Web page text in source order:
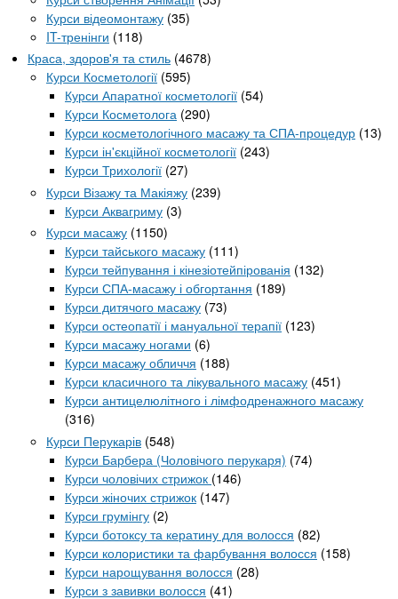
Курси відеомонтажу (35)
IT-тренінги (118)
Краса, здоров'я та стиль (4678)
Курси Косметології (595)
Курси Апаратної косметології (54)
Курси Косметолога (290)
Курси косметологічного масажу та СПА-процедур (13)
Курси ін'єкційної косметології (243)
Курси Трихології (27)
Курси Візажу та Макіяжу (239)
Курси Аквагриму (3)
Курси масажу (1150)
Курси тайського масажу (111)
Курси тейпування і кінезіотейпірованія (132)
Курси СПА-масажу і обгортання (189)
Курси дитячого масажу (73)
Курси остеопатії і мануальної терапії (123)
Курси масажу ногами (6)
Курси масажу обличчя (188)
Курси класичного та лікувального масажу (451)
Курси антицелюлітного і лімфодренажного масажу
(316)
Курси Перукарів (548)
Курси Барбера (Чоловічого перукаря) (74)
Курси чоловічих стрижок (146)
Курси жіночих стрижок (147)
Курси грумінгу (2)
Курси ботоксу та кератину для волосся (82)
Курси колористики та фарбування волосся (158)
Курси нарощування волосся (28)
Курси з завивки волосся (41)